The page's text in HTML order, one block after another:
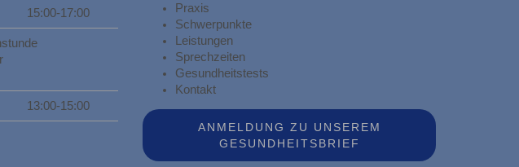
15:00-17:00
13:00-15:00
Praxis
Schwerpunkte
Leistungen
Sprechzeiten
Gesundheitstests
Kontakt
ANMELDUNG ZU UNSEREM
GESUNDHEITSBRIEF